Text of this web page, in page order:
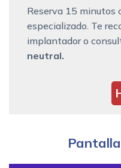
Reserva 15 minutos
especializado. Te
implantador o
neutral.